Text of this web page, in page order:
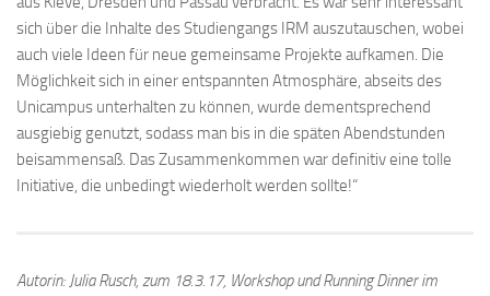
sich über die Inhalte des Studiengangs IRM auszutauschen, wobei
auch viele Ideen für neue gemeinsame Projekte aufkamen. Die
Möglichkeit sich in einer entspannten Atmosphäre, abseits des
Unicampus unterhalten zu können, wurde dementsprechend
ausgiebig genutzt, sodass man bis in die späten Abendstunden
beisammensaß. Das Zusammenkommen war definitiv eine tolle
Initiative, die unbedingt wiederholt werden sollte!“
Autorin: Julia Rusch, zum 18.3.17, Workshop und Running Dinner im